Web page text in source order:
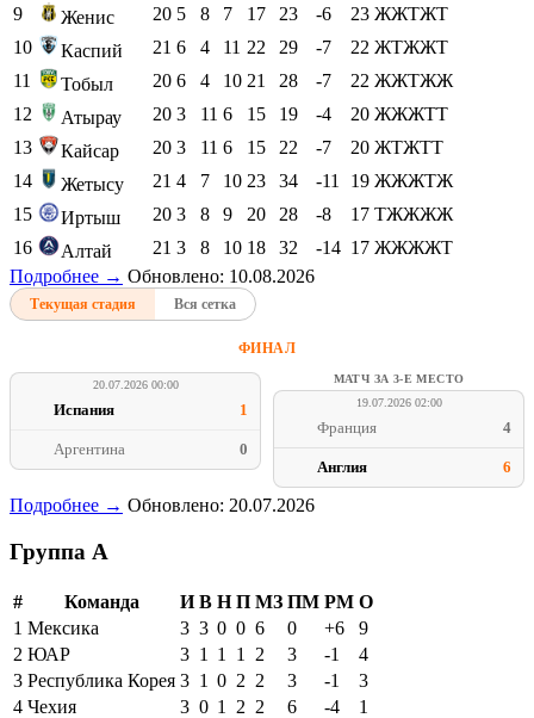
9
Женис 20 5 8 7 17 23 -6 23 ЖЖТЖТ
10
Каспий 21 6 4 11 22 29 -7 22 ЖТЖЖТ
11
Тобыл 20 6 4 10 21 28 -7 22 ЖЖТЖЖ
12
Атырау 20 3 11 6 15 19 -4 20 ЖЖЖТТ
13
Кайсар 20 3 11 6 15 22 -7 20 ЖТЖТТ
14
Жетысу 21 4 7 10 23 34 -11 19 ЖЖЖТЖ
15
Иртыш 20 3 8 9 20 28 -8 17 ТЖЖЖЖ
16
Алтай 21 3 8 10 18 32 -14 17 ЖЖЖЖТ
Подробнее → Обновлено: 10.08.2026
Текущая стадия Вся сетка
ФИНАЛ
20.07.2026 00:00
Испания 1
Аргентина 0
МАТЧ ЗА 3-Е МЕСТО
19.07.2026 02:00
Франция 4
Англия 6
Подробнее → Обновлено: 20.07.2026
Группа A
# Команда И В Н П МЗ ПМ РМ О
1 Мексика 3 3 0 0 6 0 +6
9
2 ЮАР 3 1 1 1 2 3 -1
4
3 Республика Корея 3 1 0 2 2 3 -1
3
4 Чехия 3 0 1 2 2 6 -4
1